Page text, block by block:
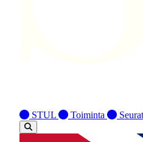
STUL Toiminta Seurat